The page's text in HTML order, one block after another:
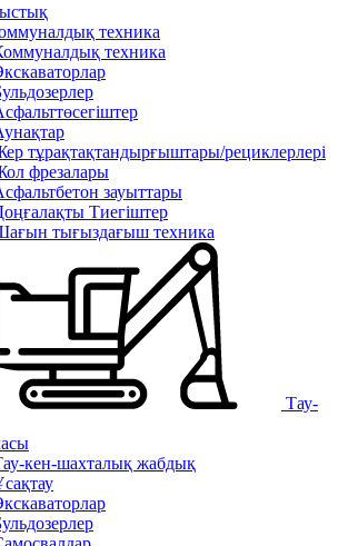
техника
техника
тұрақтақтандырғыштары/рециклерлері
фрезалары
зауыттары
Тиегіштер
тығыздағыш техника
Тау-
кен-шахталық жабдық